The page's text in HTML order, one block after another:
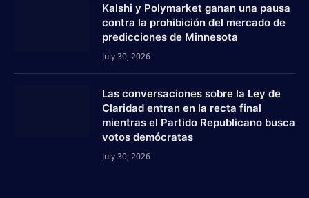
Kalshi y Polymarket ganan una pausa
contra la prohibición del mercado de
predicciones de Minnesota
July 30, 2026
Las conversaciones sobre la Ley de
Claridad entran en la recta final
mientras el Partido Republicano busca
votos demócratas
July 30, 2026